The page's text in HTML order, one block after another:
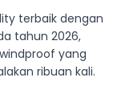
terbaik dengan
tahun 2026,
yang
ribuan kali.